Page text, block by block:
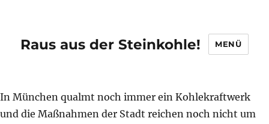
Raus aus der Steinkohle! MENÜ
In München qualmt noch immer ein Kohlekraftwerk
und die Maßnahmen der Stadt reichen noch nicht um